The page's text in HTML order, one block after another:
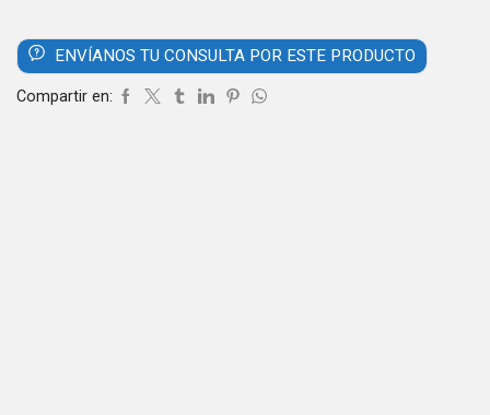
ENVÍANOS TU CONSULTA POR ESTE PRODUCTO
Compartir en: